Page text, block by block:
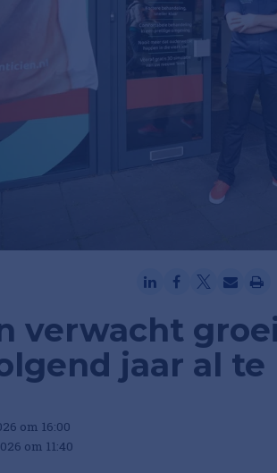
verwacht
jaar al te
om 16:00
om 11:40